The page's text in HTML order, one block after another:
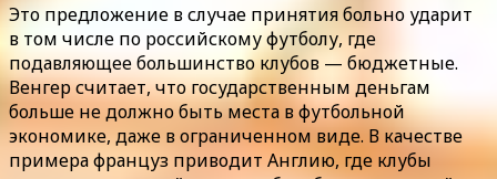
Это предложение в случае принятия больно ударит
в том числе по российскому футболу, где
подавляющее большинство клубов — бюджетные.
Венгер считает, что государственным деньгам
больше не должно быть места в футбольной
экономике, даже в ограниченном виде. В качестве
примера француз приводит Англию, где клубы